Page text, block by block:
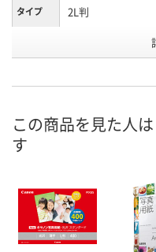
タイプ 2L判
カゴへ
この商品を見た人
す